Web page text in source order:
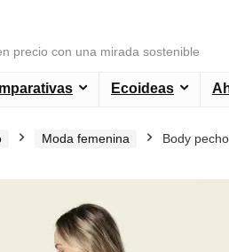
precio con una mirada sostenible
Ecoideas
Moda femenina Body